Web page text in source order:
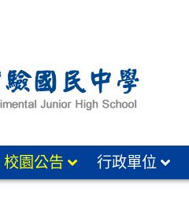
校園公告 行政單位